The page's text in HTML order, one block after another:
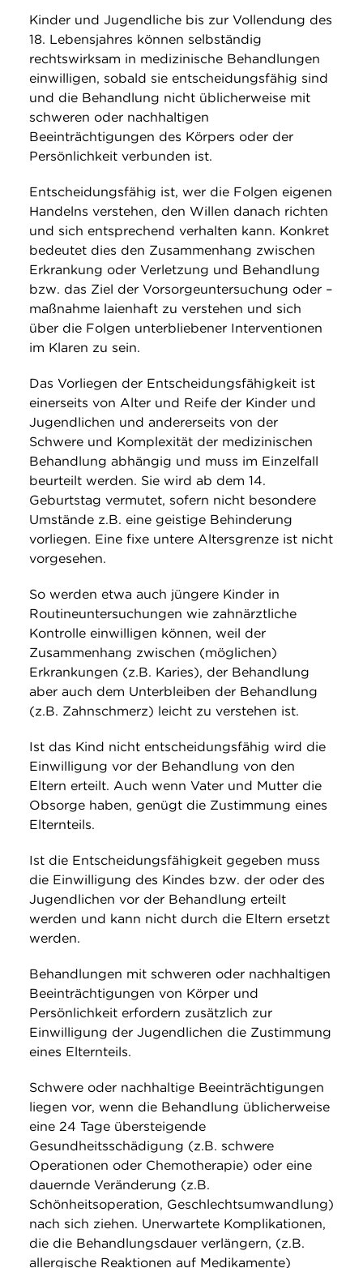
Kinder und Jugendliche bis zur Vollendung des
18. Lebensjahres können selbständig
rechtswirksam in medizinische Behandlungen
einwilligen, sobald sie entscheidungsfähig sind
und die Behandlung nicht üblicherweise mit
schweren oder nachhaltigen
Beeinträchtigungen des Körpers oder der
Persönlichkeit verbunden ist.
Entscheidungsfähig ist, wer die Folgen eigenen
Handelns verstehen, den Willen danach richten
und sich entsprechend verhalten kann. Konkret
bedeutet dies den Zusammenhang zwischen
Erkrankung oder Verletzung und Behandlung
bzw. das Ziel der Vorsorgeuntersuchung oder –
maßnahme laienhaft zu verstehen und sich
über die Folgen unterbliebener Interventionen
im Klaren zu sein.
Das Vorliegen der Entscheidungsfähigkeit ist
einerseits von Alter und Reife der Kinder und
Jugendlichen und andererseits von der
Schwere und Komplexität der medizinischen
Behandlung abhängig und muss im Einzelfall
beurteilt werden. Sie wird ab dem 14.
Geburtstag vermutet, sofern nicht besondere
Umstände z.B. eine geistige Behinderung
vorliegen. Eine fixe untere Altersgrenze ist nicht
vorgesehen.
So werden etwa auch jüngere Kinder in
Routineuntersuchungen wie zahnärztliche
Kontrolle einwilligen können, weil der
Zusammenhang zwischen (möglichen)
Erkrankungen (z.B. Karies), der Behandlung
aber auch dem Unterbleiben der Behandlung
(z.B. Zahnschmerz) leicht zu verstehen ist.
Ist das Kind nicht entscheidungsfähig wird die
Einwilligung vor der Behandlung von den
Eltern erteilt. Auch wenn Vater und Mutter die
Obsorge haben, genügt die Zustimmung eines
Elternteils.
Ist die Entscheidungsfähigkeit gegeben muss
die Einwilligung des Kindes bzw. der oder des
Jugendlichen vor der Behandlung erteilt
werden und kann nicht durch die Eltern ersetzt
werden.
Behandlungen mit schweren oder nachhaltigen
Beeinträchtigungen von Körper und
Persönlichkeit erfordern zusätzlich zur
Einwilligung der Jugendlichen die Zustimmung
eines Elternteils.
Schwere oder nachhaltige Beeinträchtigungen
liegen vor, wenn die Behandlung üblicherweise
eine 24 Tage übersteigende
Gesundheitsschädigung (z.B. schwere
Operationen oder Chemotherapie) oder eine
dauernde Veränderung (z.B.
Schönheitsoperation, Geschlechtsumwandlung)
nach sich ziehen. Unerwartete Komplikationen,
die die Behandlungsdauer verlängern, (z.B.
allergische Reaktionen auf Medikamente)